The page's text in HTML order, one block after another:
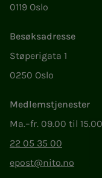
0119 Oslo
Besøksadresse
Støperigata 1
0250 Oslo
Medlemstjenester
Ma.–fr. 09.00 til 15.00
22 05 35 00
epost@nito.no